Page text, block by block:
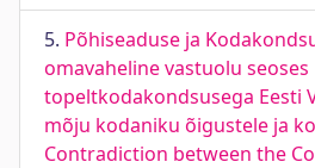
5. Põhiseaduse ja
omavaheline vastuolu seoses
topeltkodakondsusega Eesti
mõju kodaniku õigustele ja
Contradiction between the